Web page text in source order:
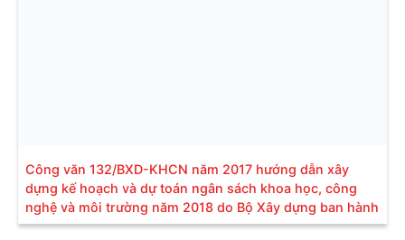
Công văn 132/BXD-KHCN năm 2017 hướng dẫn xây
dựng kế hoạch và dự toán ngân sách khoa học, công
nghệ và môi trường năm 2018 do Bộ Xây dựng ban hành